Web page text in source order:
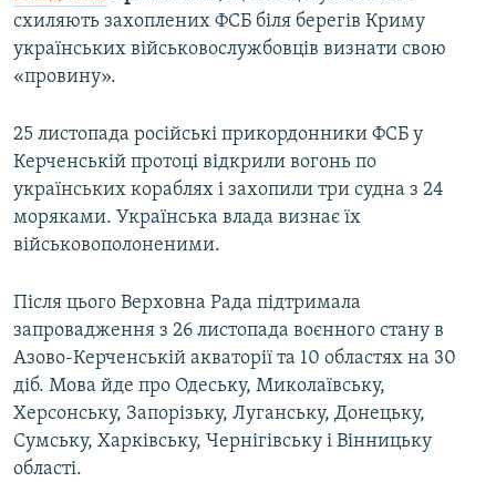
схиляють захоплених ФСБ біля берегів Криму
українських військовослужбовців визнати свою
«провину».
25 листопада російські прикордонники ФСБ у
Керченській протоці відкрили вогонь по
українських кораблях і захопили три судна з 24
моряками. Українська влада визнає їх
військовополоненими.
Після цього Верховна Рада підтримала
запровадження з 26 листопада воєнного стану в
Азово-Керченській акваторії та 10 областях на 30
діб. Мова йде про Одеську, Миколаївську,
Херсонську, Запорізьку, Луганську, Донецьку,
Сумську, Харківську, Чернігівську і Вінницьку
області.